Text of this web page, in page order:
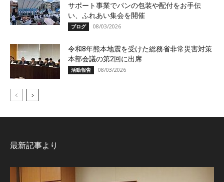
サポート事業でパンの包装や配付をお手伝
い、ふれあい集会を開催
ブログ 08/03/2026
令和8年熊本地震を受けた総務省非常災害対策
本部会議の第2回に出席
活動報告 08/03/2026
最新記事より